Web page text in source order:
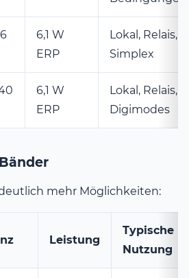
6,1 W
ERP
Lokal, Relais,
Simplex
6,1 W
ERP
Lokal, Relais,
Digimodes
mehr Möglichkeiten:
Leistung
Typische
Nutzung